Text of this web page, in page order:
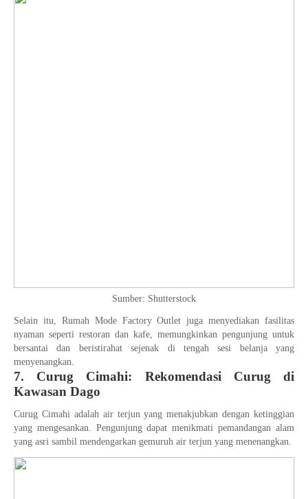
Sumber: Shutterstock
Selain itu, Rumah Mode Factory Outlet juga menyediakan fasilitas
nyaman seperti restoran dan kafe, memungkinkan pengunjung untuk
bersantai dan beristirahat sejenak di tengah sesi belanja yang
menyenangkan.
7. Curug Cimahi: Rekomendasi Curug di
Kawasan Dago
Curug Cimahi adalah air terjun yang menakjubkan dengan ketinggian
yang mengesankan. Pengunjung dapat menikmati pemandangan alam
yang asri sambil mendengarkan gemuruh air terjun yang menenangkan.